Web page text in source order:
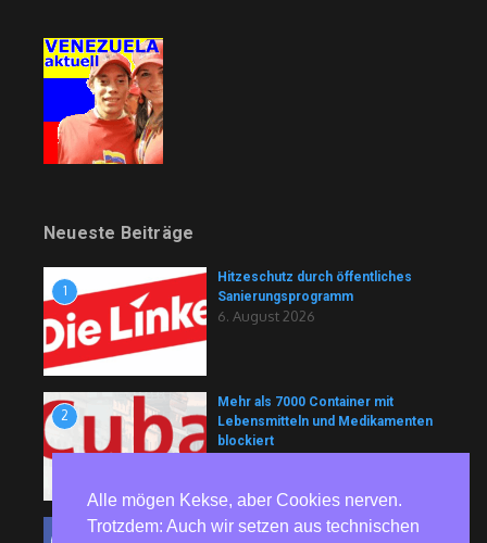
Neueste Beiträge
1
Hitzeschutz durch öffentliches
Sanierungsprogramm
6. August 2026
2
Mehr als 7000 Container mit
Lebensmitteln und Medikamenten
blockiert
81 Jahre nach Hiroshima und
Alle mögen Kekse, aber Cookies nerven.
Trotzdem: Auch wir setzen aus technischen